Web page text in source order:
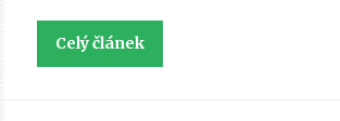
Celý článek